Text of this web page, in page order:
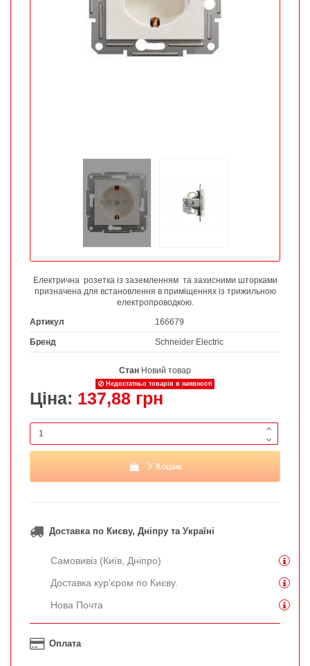
Електрична розетка із заземленням та захисними шторками
призначена для встановлення в приміщеннях із трижильною
електропроводкою.
Артикул
166679
Бренд Schneider Electric
Стан Новий товар
Недостатньо товарів в наявності
Ціна: 137,88 грн
У Кошик
Доставка по Києву, Дніпру та Україні
Самовивіз (Київ, Дніпро)
Доставка кур'єром по Києву.
Нова Почта
Оплата